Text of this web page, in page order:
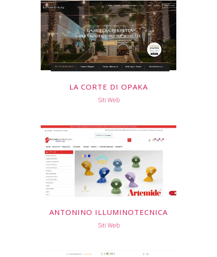
LA CORTE DI OPAKA
Siti Web
ANTONINO ILLUMINOTECNICA
Siti Web